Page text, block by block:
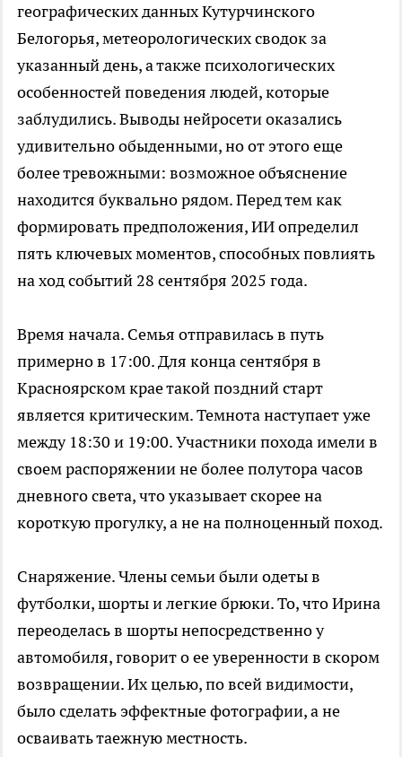
географических данных Кутурчинского
Белогорья, метеорологических сводок за
указанный день, а также психологических
особенностей поведения людей, которые
заблудились. Выводы нейросети оказались
удивительно обыденными, но от этого еще
более тревожными: возможное объяснение
находится буквально рядом. Перед тем как
формировать предположения, ИИ определил
пять ключевых моментов, способных повлиять
на ход событий 28 сентября 2025 года.
Время начала. Семья отправилась в путь
примерно в 17:00. Для конца сентября в
Красноярском крае такой поздний старт
является критическим. Темнота наступает уже
между 18:30 и 19:00. Участники похода имели в
своем распоряжении не более полутора часов
дневного света, что указывает скорее на
короткую прогулку, а не на полноценный поход.
Снаряжение. Члены семьи были одеты в
футболки, шорты и легкие брюки. То, что Ирина
переоделась в шорты непосредственно у
автомобиля, говорит о ее уверенности в скором
возвращении. Их целью, по всей видимости,
было сделать эффектные фотографии, а не
осваивать таежную местность.